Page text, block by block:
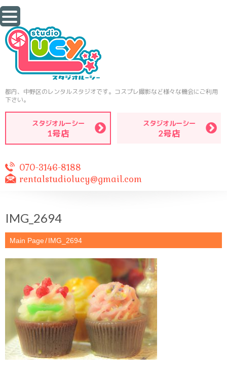
都内、中野区のレンタルスタジオです。コスプレ撮影など様々な機会にご利用
下さい。
スタジオルーシー
1号店
スタジオルーシー
2号店
070-3146-8188
rentalstudiolucy@gmail.com
IMG_2694
Main Page IMG_2694